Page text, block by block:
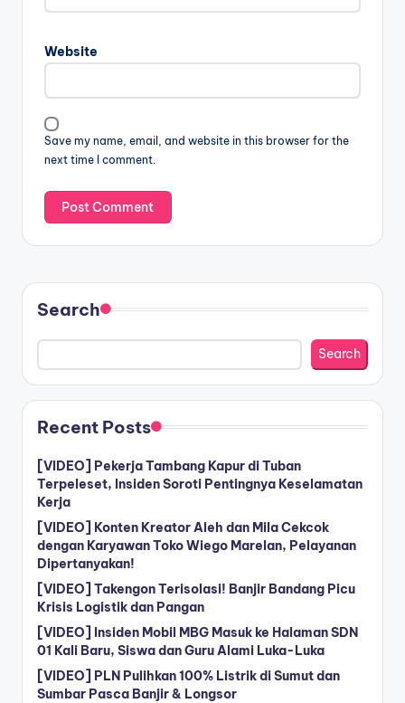
Website
Save my name, email, and website in this browser for the
next time I comment.
Search
Search
Recent Posts
[VIDEO] Pekerja Tambang Kapur di Tuban
Terpeleset, Insiden Soroti Pentingnya Keselamatan
Kerja
[VIDEO] Konten Kreator Aleh dan Mila Cekcok
dengan Karyawan Toko Wiego Marelan, Pelayanan
Dipertanyakan!
[VIDEO] Takengon Terisolasi! Banjir Bandang Picu
Krisis Logistik dan Pangan
[VIDEO] Insiden Mobil MBG Masuk ke Halaman SDN
01 Kali Baru, Siswa dan Guru Alami Luka-Luka
[VIDEO] PLN Pulihkan 100% Listrik di Sumut dan
Sumbar Pasca Banjir & Longsor